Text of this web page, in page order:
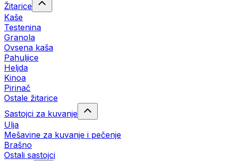
Žitarice
Kaše
Testenina
Granola
Ovsena kaša
Pahuljice
Heljda
Kinoa
Pirinač
Ostale žitarice
Sastojci za kuvanje
Ulja
Mešavine za kuvanje i pečenje
Brašno
Ostali sastojci